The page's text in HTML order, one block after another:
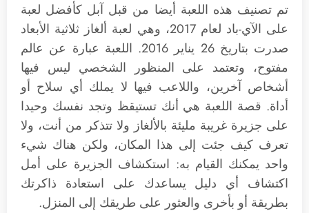
تم تصنيف هذه اللعبة أيضا من قبل آبل كأفضل لعبة
على الآي-باد لعام 2017، وهي لعبة ألغاز ثلاثية الأبعاد
صدرت بتاريخ 26 يناير 2016. اللعبة عبارة عن عالم
مفتوح، وتعتمد على المنظور الشخصي ليس فيها
أشخاص آخرين، واللاعب فيها لا يملك أي سلاح أو
أداة. قصة اللعبة هي أنك تستيقظ وتجد نفسك وحيدا
على جزيرة غريبة مليئة بالألغاز ولا تتذكر من أنت، ولا
تعرف كيف جئت إلى هذا المكان، ولكن هناك شيء
واحد يمكنك القيام به: استكشاف الجزيرة على أمل
اكتشاف أي دليل يساعدك على استعادة ذاكرتك
بطريقة أو بأخرى والعثور على طريقك إلى المنزل.